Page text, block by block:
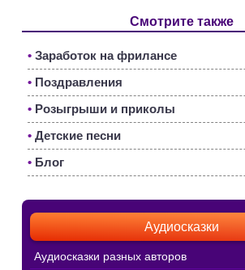
Смотрите также
• Заработок на фрилансе
• Поздравления
• Розыгрыши и приколы
• Детские песни
• Блог
Аудиосказки
Аудиосказки разных авторов